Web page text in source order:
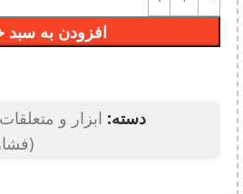
افزودن به سبد
دسته: ابزار و